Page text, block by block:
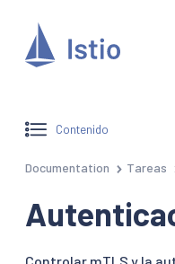
Contenido
Documentation Tareas
Controlar mTLS y la